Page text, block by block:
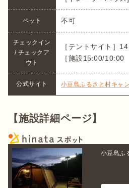
ペット 不可
チェックイン
/ チェックア
ウト
［テントサイト］
［施設15:00/10:00
公式サイト 小豆島ふるさと村キャ
【施設詳細ページ】
小豆島ふ